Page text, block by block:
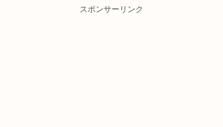
スポンサーリンク